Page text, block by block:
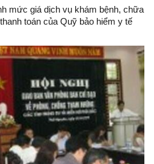
mức giá dịch vụ khám bệnh, chữa
toán của Quỹ bảo hiểm y tế